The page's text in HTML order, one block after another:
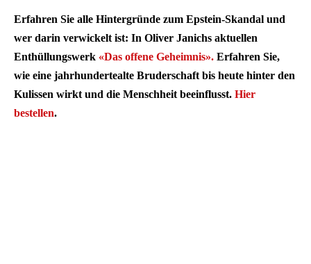
Erfahren Sie alle Hintergründe zum Epstein-Skandal und
wer darin verwickelt ist: In Oliver Janichs aktuellen
Enthüllungswerk «Das offene Geheimnis». Erfahren Sie,
wie eine jahrhundertealte Bruderschaft bis heute hinter den
Kulissen wirkt und die Menschheit beeinflusst. Hier
bestellen.